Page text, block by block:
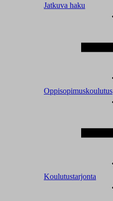
Jatkuva haku
Oppisopimuskoulutus
Koulutustarjonta